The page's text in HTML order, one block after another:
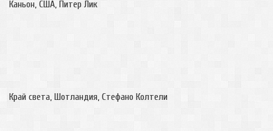
Каньон, США, Питер Лик
Край света, Шотландия, Стефано Колтели